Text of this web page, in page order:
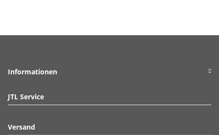
Informationen
JTL Service
Versand